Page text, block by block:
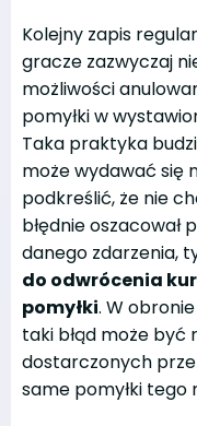
Kolejny zapis
gracze zazwyczaj
możliwości
pomyłki w
Taka praktyka
może wydawać się
podkreślić, że nie
błędnie
danego zdarzenia,
do odwrócenia
pomyłki. W
taki błąd może być
dostarczonych
same pomyłki tego